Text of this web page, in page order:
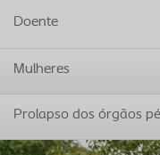
Doente
Mulheres
Prolapso dos órgãos